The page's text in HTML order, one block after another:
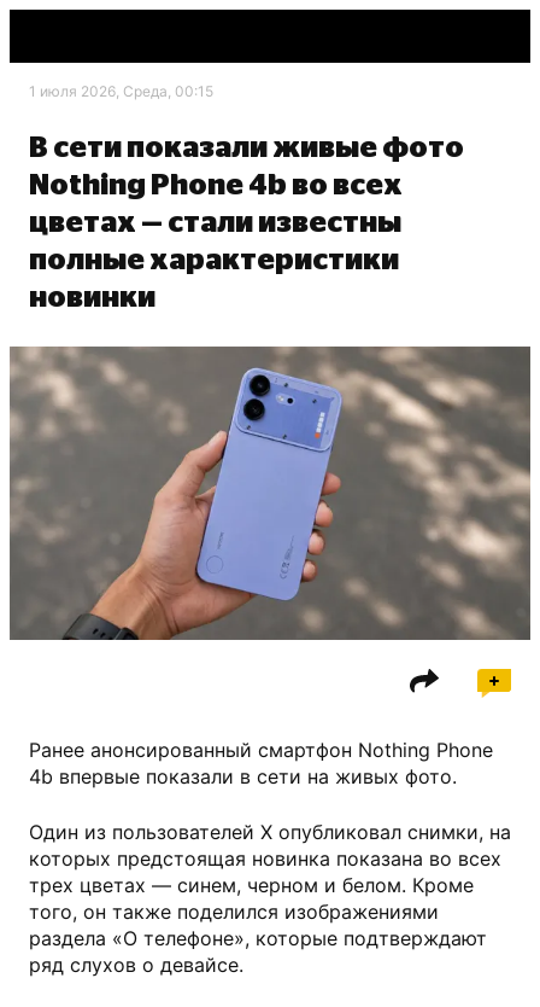
1 июля 2026, Среда, 00:15
В сети показали живые фото
Nothing Phone 4b во всех
цветах — стали известны
полные характеристики
новинки
Ранее анонсированный смартфон Nothing Phone
4b впервые показали в сети на живых фото.
Один из пользователей X опубликовал снимки, на
которых предстоящая новинка показана во всех
трех цветах — синем, черном и белом. Кроме
того, он также поделился изображениями
раздела «О телефоне», которые подтверждают
ряд слухов о девайсе.